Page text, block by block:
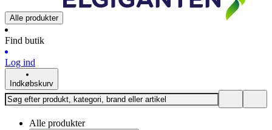
Alle produkter
Find butik
Log ind
Indkøbskurv
Alle produkter